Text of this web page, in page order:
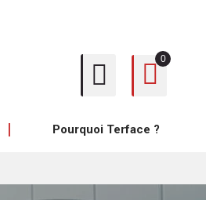
0
Pourquoi Terface ?